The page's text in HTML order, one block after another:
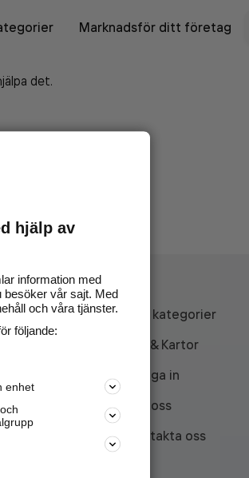
Marknadsför ditt företag
det.
på
nära dig.
Alla kategorier
API & Kartor
Logga in
Om oss
Kontakta oss
hjälp av
information med
besöker vår sajt. Med
och våra tjänster.
följande:
enhet